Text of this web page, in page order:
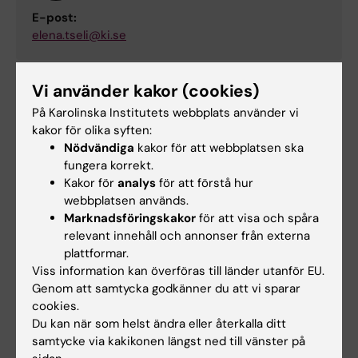
E-post:
elena.tseli@ki.se
Helena Sandström
Utbildningsadministratör
Telefon:
+46852488194
E-post:
helena.sandstrom.2@ki.se
Päivi Vejby
Studievägledare
Telefon:
+46852488059
Vi använder kakor (cookies)
På Karolinska Institutets webbplats använder vi
kakor för olika syften:
Nödvändiga kakor för att webbplatsen ska
fungera korrekt.
Kakor för analys för att förstå hur
webbplatsen används.
Marknadsföringskakor för att visa och spåra
relevant innehåll och annonser från externa
plattformar.
Viss information kan överföras till länder utanför EU.
Genom att samtycka godkänner du att vi sparar
cookies.
Du kan när som helst ändra eller återkalla ditt
samtycke via kakikonen längst ned till vänster på